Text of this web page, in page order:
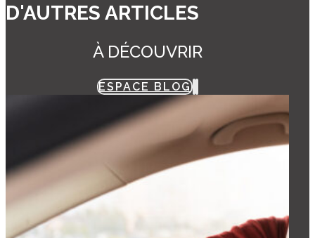
D'AUTRES ARTICLES
À DÉCOUVRIR
ESPACE BLOG